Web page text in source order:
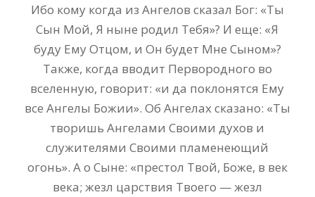
Ибо кому когда из Ангелов сказал Бог: «Ты
Сын Мой, Я ныне родил Тебя»? И еще: «Я
буду Ему Отцом, и Он будет Мне Сыном»?
Также, когда вводит Первородного во
вселенную, говорит: «и да поклонятся Ему
все Ангелы Божии». Об Ангелах сказано: «Ты
творишь Ангелами Своими духов и
служителями Своими пламенеющий
огонь». А о Сыне: «престол Твой, Боже, в век
века; жезл царствия Твоего — жезл